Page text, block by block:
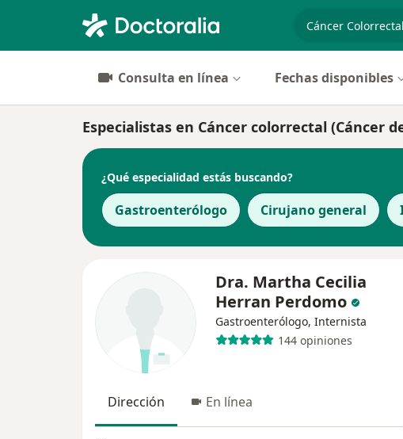
especialidad,
Consulta en línea Fechas disponibles
Especialistas en Cáncer colorrectal (Cáncer
¿Qué especialidad estás buscando?
Gastroenterólogo Cirujano general
Dra. Martha Cecilia
Herran Perdomo
Gastroenterólogo, Internista
144 opiniones
Dirección En línea